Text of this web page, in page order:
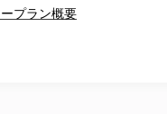
プラン概要